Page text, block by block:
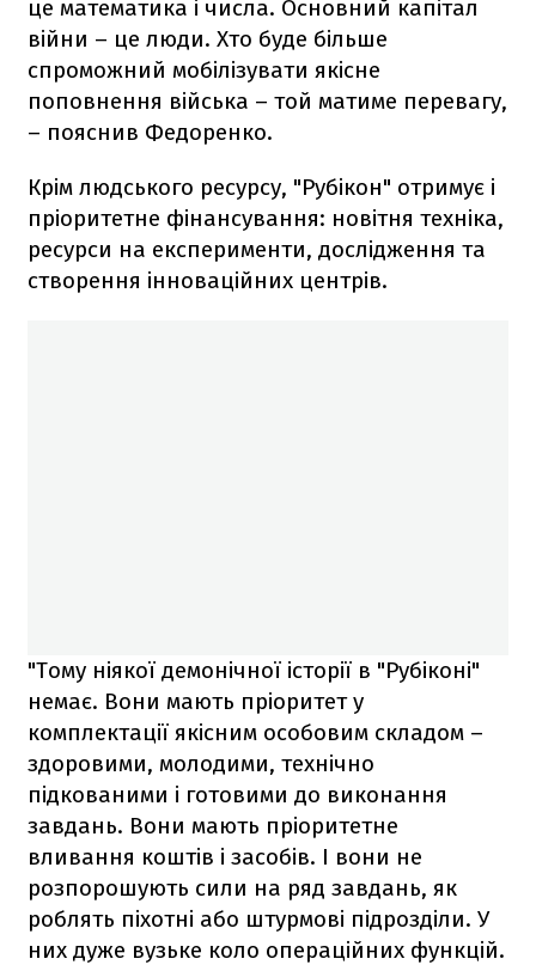
це математика і числа. Основний капітал
війни – це люди. Хто буде більше
спроможний мобілізувати якісне
поповнення війська – той матиме перевагу,
– пояснив Федоренко.
Крім людського ресурсу, "Рубікон" отримує і
пріоритетне фінансування: новітня техніка,
ресурси на експерименти, дослідження та
створення інноваційних центрів.
"Тому ніякої демонічної історії в "Рубіконі"
немає. Вони мають пріоритет у
комплектації якісним особовим складом –
здоровими, молодими, технічно
підкованими і готовими до виконання
завдань. Вони мають пріоритетне
вливання коштів і засобів. І вони не
розпорошують сили на ряд завдань, як
роблять піхотні або штурмові підрозділи. У
них дуже вузьке коло операційних функцій.